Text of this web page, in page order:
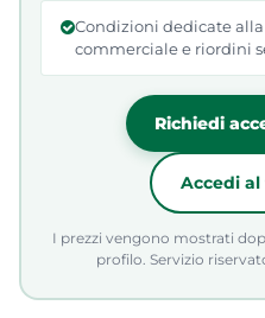
Condizioni dedicate
commerciale e riordini
Richiedi
Accedi
I prezzi vengono mostrati
profilo. Servizio